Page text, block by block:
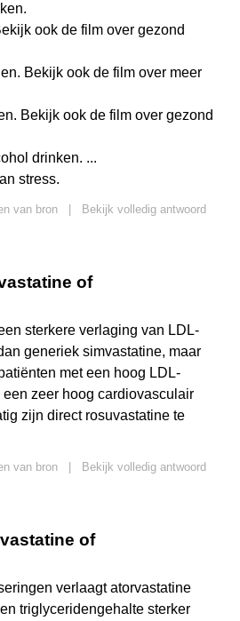
ook de film over gezond
Bekijk ook de film over meer
Bekijk ook de film over gezond
drinken. ...
stress.
van bron
Bekijk volledig antwoord
of
sterkere verlaging van LDL-
generiek simvastatine, maar
met een hoog LDL-
zeer hoog cardiovasculair
zijn direct rosuvastatine te
van bron
Bekijk volledig antwoord
of
verlaagt atorvastatine
triglyceridengehalte sterker